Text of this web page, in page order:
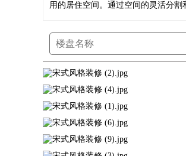
用的居住空间。通过空间的灵活分割